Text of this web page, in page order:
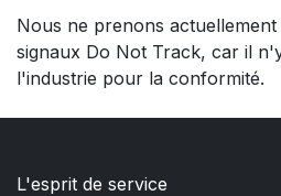
Nous ne prenons
signaux Do Not Track, car il
l'industrie pour la conformité.
L'esprit de service